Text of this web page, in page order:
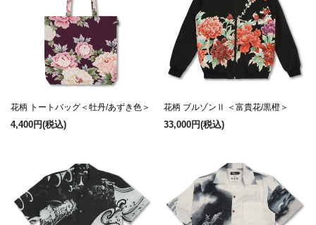
花柄 トートバッグ＜牡丹/あずき色＞
4,400円(税込)
花柄 ブルゾンⅡ ＜富貴花/黒橙＞
33,000円(税込)